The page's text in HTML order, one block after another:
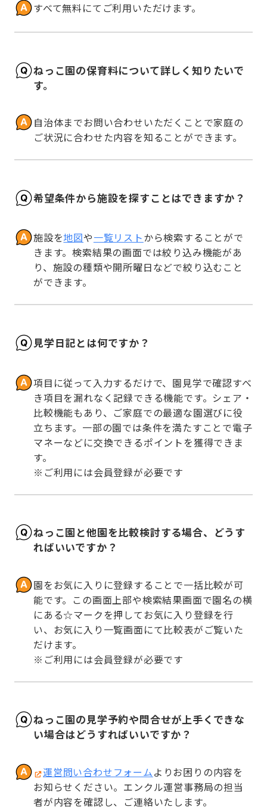
すべて無料にてご利用いただけます。
ねっこ園の保育料について詳しく知りたいで
す。
自治体までお問い合わせいただくことで家庭の
ご状況に合わせた内容を知ることができます。
希望条件から施設を探すことはできますか？
施設を地図や一覧リストから検索することがで
きます。検索結果の画面では絞り込み機能があ
り、施設の種類や開所曜日などで絞り込むこと
ができます。
見学日記とは何ですか？
項目に従って入力するだけで、園見学で確認すべ
き項目を漏れなく記録できる機能です。シェア・
比較機能もあり、ご家庭での最適な園選びに役
立ちます。一部の園では条件を満たすことで電子
マネーなどに交換できるポイントを獲得できま
す。
※ご利用には会員登録が必要です
ねっこ園と他園を比較検討する場合、どうす
ればいいですか？
園をお気に入りに登録することで一括比較が可
能です。この画面上部や検索結果画面で園名の横
にある☆マークを押してお気に入り登録を行
い、お気に入り一覧画面にて比較表がご覧いた
だけます。
※ご利用には会員登録が必要です
ねっこ園の見学予約や問合せが上手くできな
い場合はどうすればいいですか？
運営問い合わせフォームよりお困りの内容を
お知らせください。エンクル運営事務局の担当
者が内容を確認し、ご連絡いたします。